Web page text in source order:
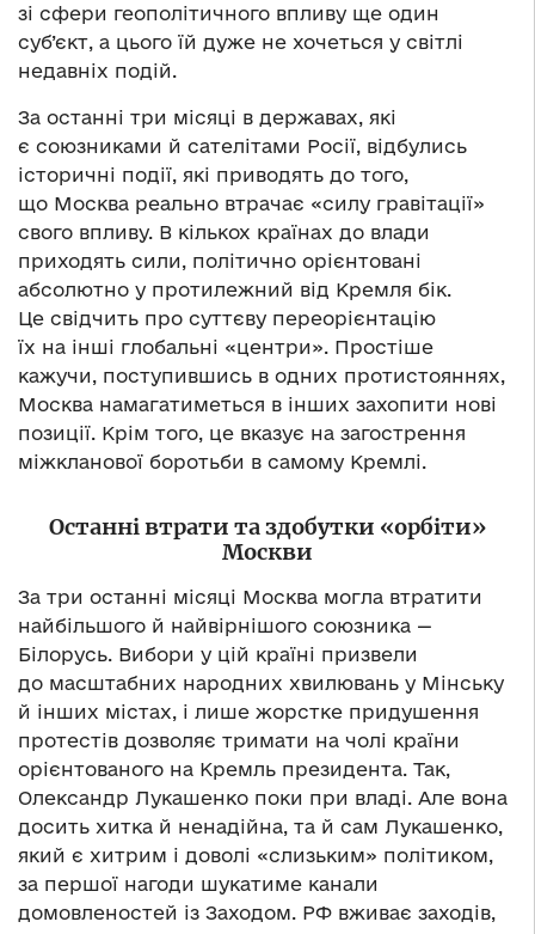
зі сфери геополітичного впливу ще один
суб’єкт, а цього їй дуже не хочеться у світлі
недавніх подій.
За останні три місяці в державах, які
є союзниками й сателітами Росії, відбулись
історичні події, які приводять до того,
що Москва реально втрачає «силу гравітації»
свого впливу. В кількох країнах до влади
приходять сили, політично орієнтовані
абсолютно у протилежний від Кремля бік.
Це свідчить про суттєву переорієнтацію
їх на інші глобальні «центри». Простіше
кажучи, поступившись в одних протистояннях,
Москва намагатиметься в інших захопити нові
позиції. Крім того, це вказує на загострення
міжкланової боротьби в самому Кремлі.
Останні втрати та здобутки «орбіти»
Москви
За три останні місяці Москва могла втратити
найбільшого й найвірнішого союзника —
Білорусь. Вибори у цій країні призвели
до масштабних народних хвилювань у Мінську
й інших містах, і лише жорстке придушення
протестів дозволяє тримати на чолі країни
орієнтованого на Кремль президента. Так,
Олександр Лукашенко поки при владі. Але вона
досить хитка й ненадійна, та й сам Лукашенко,
який є хитрим і доволі «слизьким» політиком,
за першої нагоди шукатиме канали
домовленостей із Заходом. РФ вживає заходів,